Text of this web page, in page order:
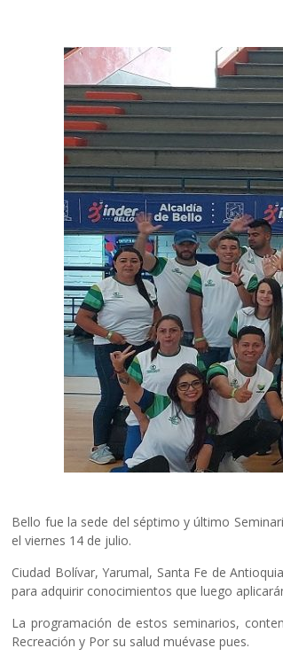
Bello fue la sede del séptimo y último
el viernes 14 de julio.
Ciudad Bolívar, Yarumal, Santa Fe de
para adquirir conocimientos que luego
La programación de estos seminarios,
Recreación y Por su salud muévase pues.